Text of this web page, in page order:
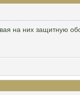
на них защитную